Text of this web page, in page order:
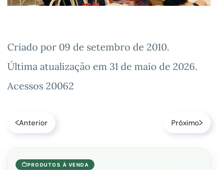
Criado por 09 de setembro de 2010.
Última atualização em 31 de maio de 2026.
Acessos 20062
Anterior Próximo
PRODUTOS À VENDA